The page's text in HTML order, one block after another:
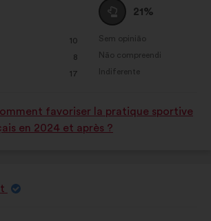
10
8
17
Voto
neutro
:
21%
em:
Sem opinião
:vezes
Não compreendi
:vezes
Indiferente
:vezes
favoriser la pratique sportive
en 2024 et après ?